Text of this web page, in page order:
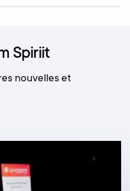
Spiriit
nouvelles et